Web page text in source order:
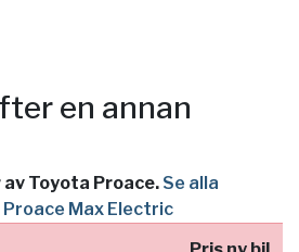
en annan
Toyota Proace. Se alla
Max Electric